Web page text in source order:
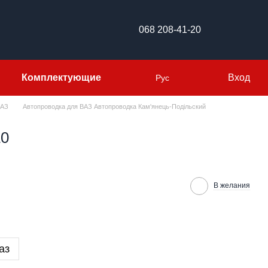
068 208-41-20
Комплектующие Рус Вход
Автопроводка для ВАЗ Автопроводка Кам'янець-Подільский
В желания